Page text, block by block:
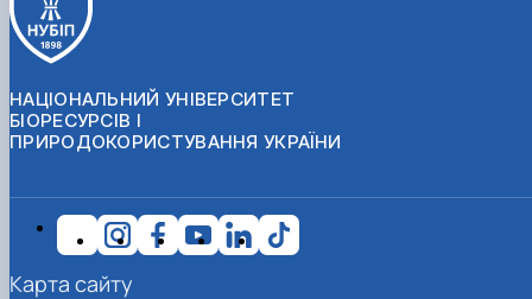
НАЦІОНАЛЬНИЙ УНІВЕРСИТЕТ
БІОРЕСУРСІВ І
ПРИРОДОКОРИСТУВАННЯ УКРАЇНИ
Карта сайту